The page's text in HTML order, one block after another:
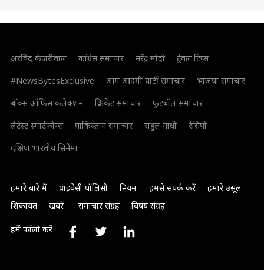
अरविंद केजरीवाल कांग्रेस समाचार नरेंद्र मोदी
ट्रैवल टिप्स
#NewsBytesExclusive
आम आदमी पार्टी समाचार
भाजपा समाचार
बॉक्स ऑफिस कलेक्शन
क्रिकेट समाचार
फुटबॉल समाचार
लेटेस्ट स्मार्टफोन्स
पाकिस्तान समाचार राहुल गांधी
रेसिपी
दक्षिण भारतीय सिनेमा
हमारे बारे में प्राइवेसी पॉलिसी नियम हमसे संपर्क करें
हमारे उसूल
शिकायत
खबरें समाचार संग्रह विषय संग्रह
हमें फॉलो करें